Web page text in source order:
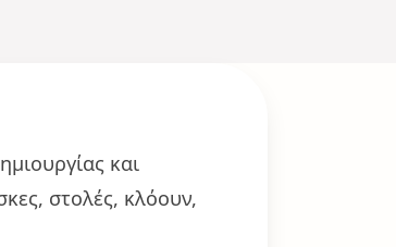
και
στολές, κλόουν,